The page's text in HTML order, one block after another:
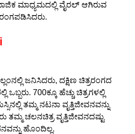
ಮಾಧ್ಯಮದಲ್ಲಿ ವೈರಲ್ ಆಗಿರುವ
ಜನಿಸಿದರು, ದಕ್ಷಿಣ ಚಿತ್ರರಂಗದ
700ಕ್ಕೂ ಹೆಚ್ಚು ಚಿತ್ರಗಳಲ್ಲಿ
ತಮ್ಮ ನಟನಾ ವೃತ್ತಿಜೀವನವನ್ನು
ಚಲನಚಿತ್ರ ವೃತ್ತಿಜೀವನದಷ್ಟು
ಹೊಂದಿಲ್ಲ.